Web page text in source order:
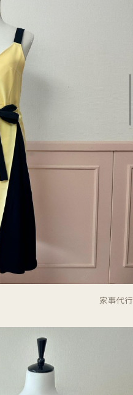
家事代行